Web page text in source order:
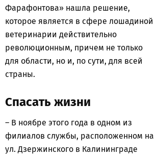
Фарафонтова» нашла решение,
которое является в сфере лошадиной
ветеринарии действительно
революционным, причем не только
для области, но и, по сути, для всей
страны.
Спасать жизни
– В ноябре этого года в одном из
филиалов службы, расположенном на
ул. Дзержинского в Калининграде